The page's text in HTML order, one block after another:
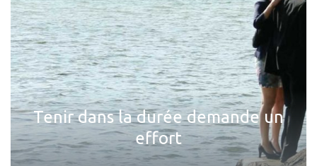
Tenir dans la durée demande un
effort